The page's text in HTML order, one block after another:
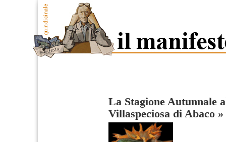
La Stagione Autunnale
Villaspeciosa di Abaco »